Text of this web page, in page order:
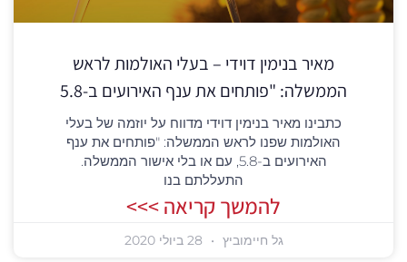
מאיר בנימין דוידי – בעלי האולמות לראש
הממשלה: "פותחים את ענף האירועים ב-5.8
כתבינו מאיר בנימין דוידי מדווח על יוזמה של בעלי
האולמות שפנו לראש הממשלה: "פותחים את ענף
האירועים ב-5.8, עם או בלי אישור הממשלה.
התעללתם בנו
להמשך קריאה >>>
גל חיימוביץ